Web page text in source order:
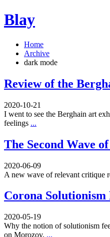
Blay
Home
Archive
dark mode
Review of the
2020-10-21
I went to see the Berghain art
feelings ...
The Second Wave
2020-06-09
A new wave of relevant critique
Corona Solutionism
2020-05-19
Why the notion of solutionism
on Morozov. ...